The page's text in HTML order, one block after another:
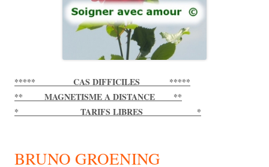
***** CAS DIFFICILES *****
** MAGNETISME A DISTANCE **
* TARIFS LIBRES *
BRUNO GROENING